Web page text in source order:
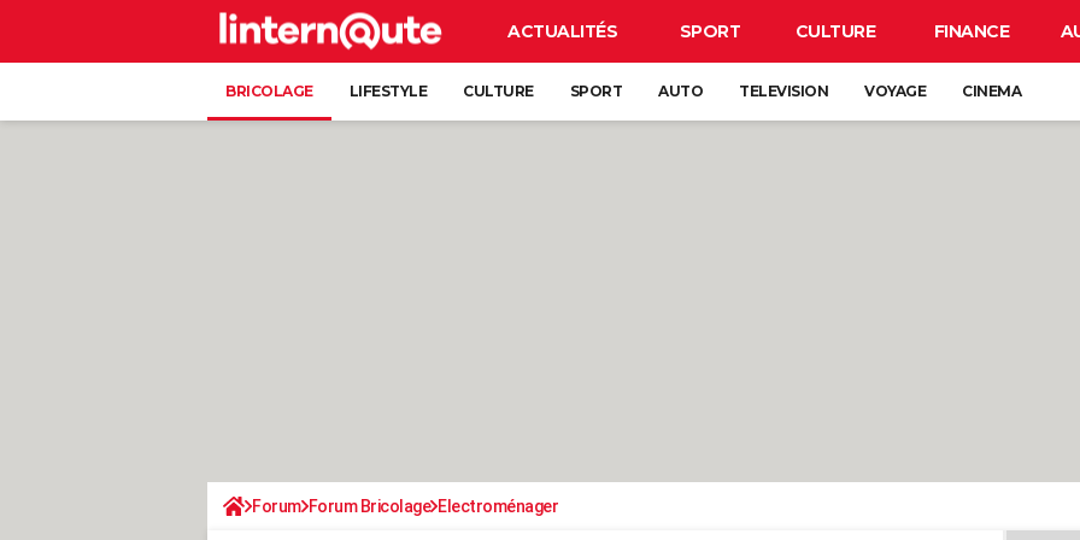
ACTUALITÉS SPORT CULTURE FINANCE
BRICOLAGE LIFESTYLE CULTURE SPORT AUTO TELEVISION VOYAGE CINEMA
Forum Forum Bricolage Electroménager